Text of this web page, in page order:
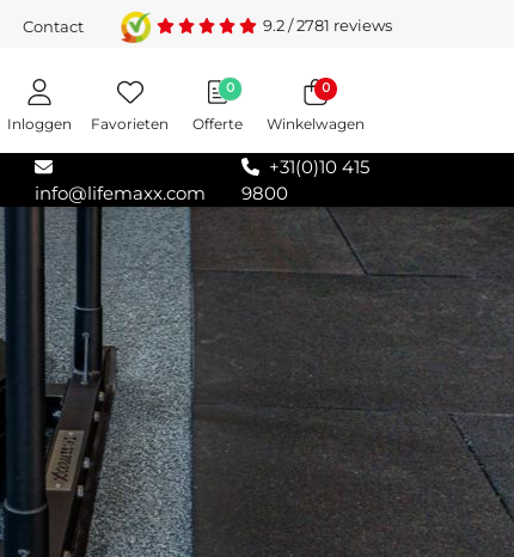
Contact 9.2/2781 reviews
Inloggen Favorieten Offerte
0 0
Winkelwagen
info@lifemaxx.com
+31(0)10 415
9800